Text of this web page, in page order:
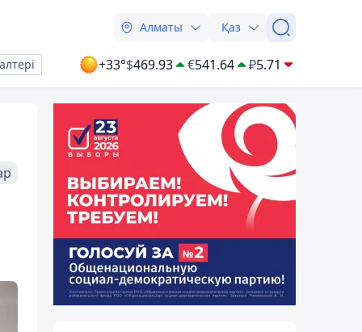
Алматы Қаз
+33°$469.93 €541.64 ₽5.71